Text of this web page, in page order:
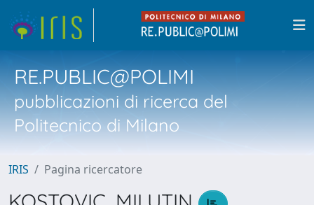
RE.PUBLIC@POLIMI
pubblicazioni di ricerca del
Politecnico di Milano
IRIS Pagina ricercatore